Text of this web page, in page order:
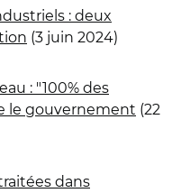
: deux
(3 juin 2024)
: "100% des
le gouvernement (22
dans